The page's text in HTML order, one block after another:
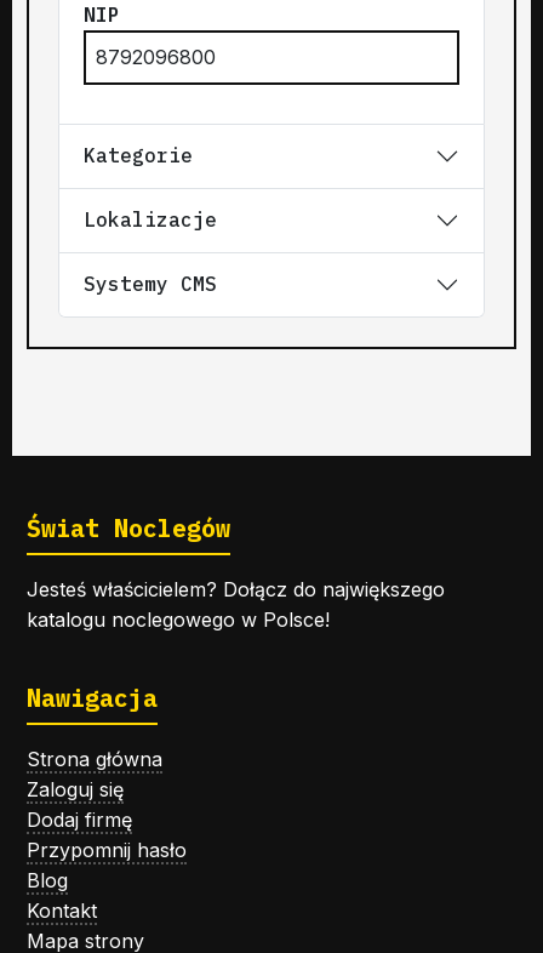
NIP
8792096800
Kategorie
Lokalizacje
Systemy CMS
Świat Noclegów
Jesteś właścicielem? Dołącz do największego
katalogu noclegowego w Polsce!
Nawigacja
Strona główna
Zaloguj się
Dodaj firmę
Przypomnij hasło
Blog
Kontakt
Mapa strony